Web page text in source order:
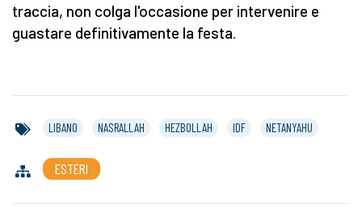
traccia, non colga l'occasione per intervenire e
guastare definitivamente la festa.
LIBANO NASRALLAH HEZBOLLAH IDF NETANYAHU
ESTERI